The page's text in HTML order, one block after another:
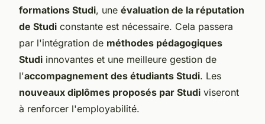
formations Studi, une évaluation de la réputation
de Studi constante est nécessaire. Cela passera
par l'intégration de méthodes pédagogiques
Studi innovantes et une meilleure gestion de
l'accompagnement des étudiants Studi. Les
nouveaux diplômes proposés par Studi viseront
à renforcer l'employabilité.